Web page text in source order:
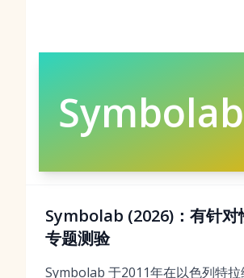
Symbolab
Symbolab (2026)：有针对
专题测验
Symbolab 于2011年在以色列特拉